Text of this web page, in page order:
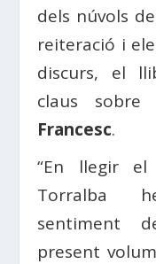
dels núvols
reiteració i
discurs, el
claus
Francesc.
“En llegir el
Torralba
sentiment
present